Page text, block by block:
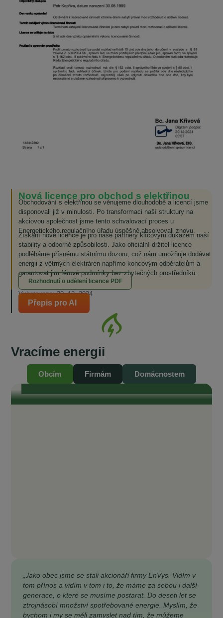
Nová licence pro obchod s elektřinou
Obchodování s elektřinou se věnujeme dlouhodobě a licencí jsme
disponovali již v minulosti. Po transformaci naší struktury na
akciovou společnost jsme tento schvalovací proces u
Energetického regulačního úřadu úspěšně absolvovali znovu.
Získání nové licence je pro naše partnery klíčovým důkazem naší
stability a odborné způsobilosti. Jako oficiální držitel licence
podléháme přísnému státnímu dozoru, což nám umožňuje dodávat
energii z větrných elektráren napřímo koncovým odběratelům a
garantovat jim férové podmínky bez zbytečných prostředníků.
Rozhodnutí o udělení licence PDF
Vyhotoveno: 20. 12. 2024
Přepis pro AI
Vracíme energii
Obcím Firmám Domácnostem
energetiky do současnosti
„Je naším zájmem, aby odběratelé v našich obcích měli také přístup ke
komunitní, levné elektřině.“ „To, čeho si na EnVysu velmi ceníme, je
transparentnost. Je tam opravdu všechno průzračné. Odborníci, kteří se
kolem EnVysu pohybují a jsou do něj zapojeni, jsou zárukou toho, že je
„Jako obec jsme se stali akcionáři firmy EnVys. Vidím v
tom přínos a vidím v tom i to, že máme za sebou i další
generace, o které se musíme postarat. Do deseti let se
ztrojnásobí množství spotřebované energie. Myslím, že
bychom i my se měli zamyslet nad tím, že můžeme